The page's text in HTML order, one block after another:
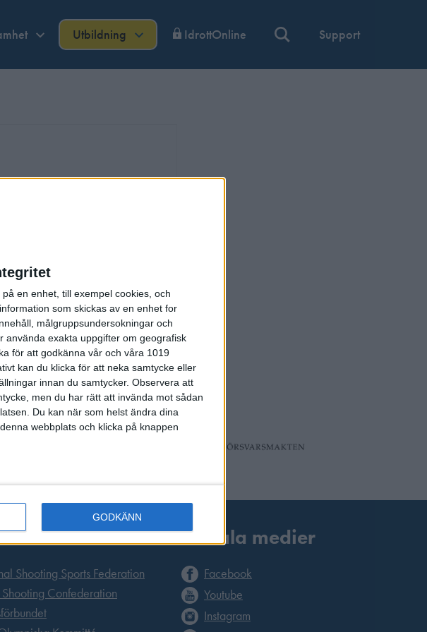
en enhet, till exempel cookies, och
som skickas av en enhet for
målgruppsundersokningar och
använda exakta uppgifter om geografisk
för att godkänna vår och våra 1019
kan du klicka för att neka samtycke eller
innan du samtycker. Observera att
men du har rätt att invända mot sådan
Du kan när som helst ändra dina
webbplats och klicka på knappen
GODKÄNN
Utbildning IdrottOnline Support
Shooting Sports Federation
Confederation
Sociala medier
Facebook
Youtube
Instagram